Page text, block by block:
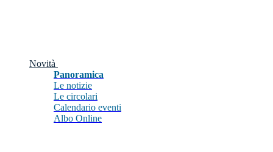
Novità
Panoramica
Le notizie
Le circolari
Calendario eventi
Albo Online